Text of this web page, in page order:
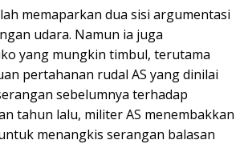
memaparkan dua sisi argumentasi
udara. Namun ia juga
yang mungkin timbul, terutama
pertahanan rudal AS yang dinilai
sebelumnya terhadap
tahun lalu, militer AS menembakkan
menangkis serangan balasan